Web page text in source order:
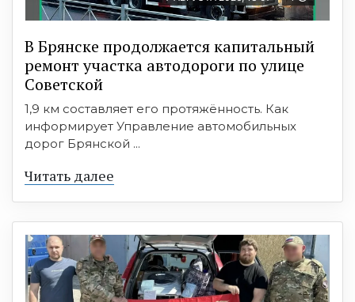
В Брянске продолжается капитальный
ремонт участка автодороги по улице
Советской
1,9 км составляет его протяжённость. Как
информирует Управление автомобильных
дорог Брянской ...
Читать далее